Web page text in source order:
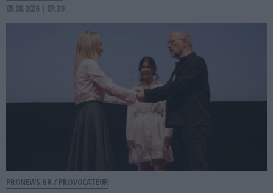
05.08.2026 | 07:39
PRONEWS.GR / PROVOCATEUR